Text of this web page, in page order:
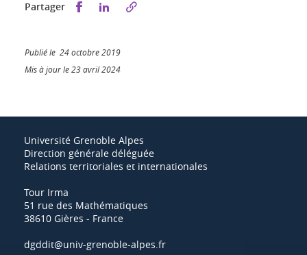
Partager Partager sur Facebook
Partager sur LinkedIn
Publié le 24 octobre 2019
Mis à jour le 23 avril 2024
Université Grenoble Alpes
Direction générale déléguée
Relations territoriales et internationales
Tour Irma
51 rue des Mathématiques
38610 Gières - France
dgddit@univ-grenoble-alpes.fr